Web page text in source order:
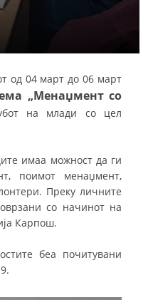
од 04 март до 06 март
„Менаџмент со
на млади со цел
имаа можност да ги
поимот менаџмент,
Преку личните
со начинот на
Карпош.
беа почитувани